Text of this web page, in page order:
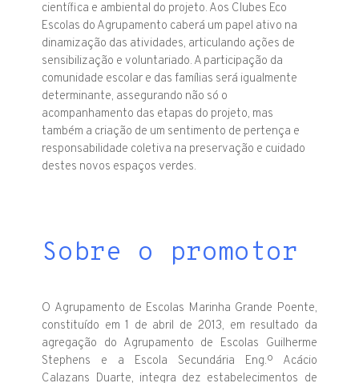
científica e ambiental do projeto. Aos Clubes Eco
Escolas do Agrupamento caberá um papel ativo na
dinamização das atividades, articulando ações de
sensibilização e voluntariado. A participação da
comunidade escolar e das famílias será igualmente
determinante, assegurando não só o
acompanhamento das etapas do projeto, mas
também a criação de um sentimento de pertença e
responsabilidade coletiva na preservação e cuidado
destes novos espaços verdes.
Sobre o promotor
O Agrupamento de Escolas Marinha Grande Poente,
constituído em 1 de abril de 2013, em resultado da
agregação do Agrupamento de Escolas Guilherme
Stephens e a Escola Secundária Eng.º Acácio
Calazans Duarte, integra dez estabelecimentos de